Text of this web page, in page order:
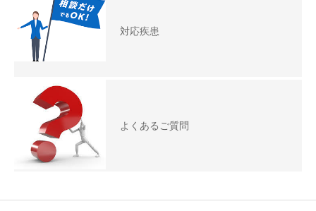
対応疾患
よくあるご質問